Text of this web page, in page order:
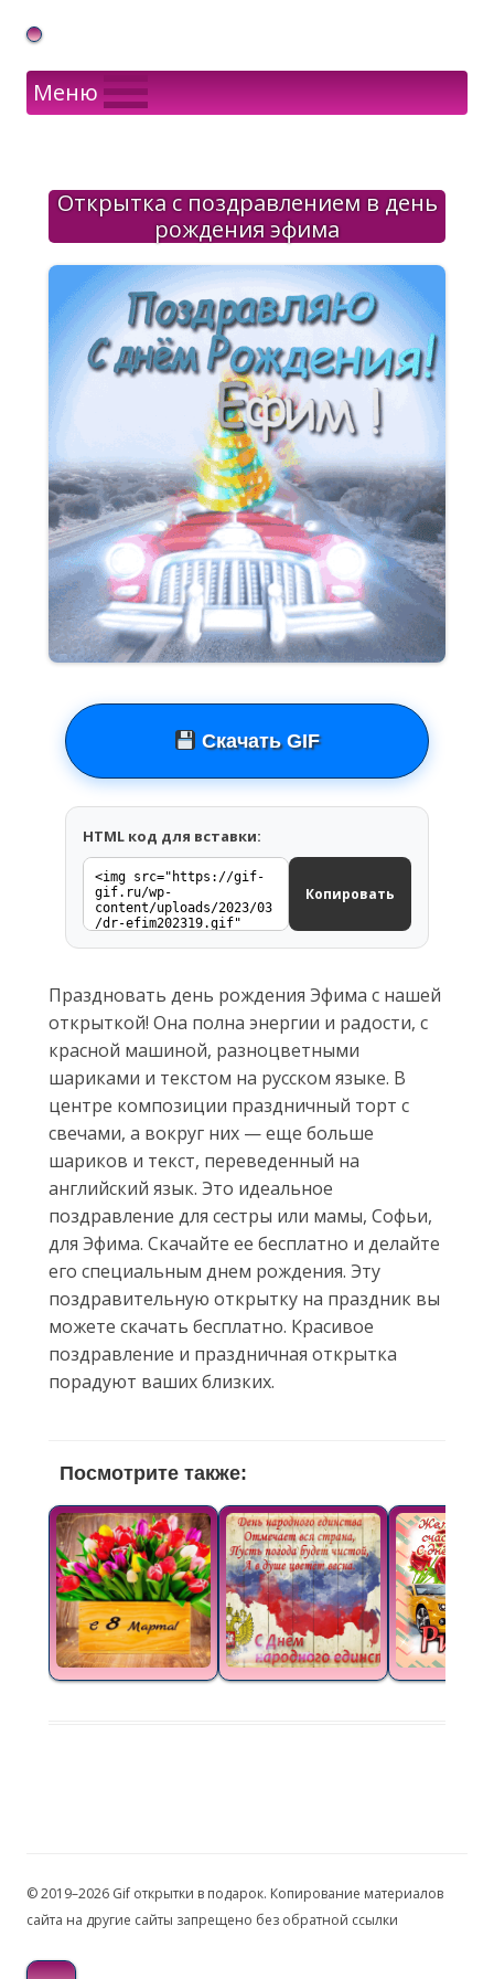
Gif Открытки в подарок
Меню
Открытка с поздравлением в день
рождения эфима
Скачать GIF
HTML код для вставки:
Копировать
Праздновать день рождения Эфима с нашей
открыткой! Она полна энергии и радости, с
красной машиной, разноцветными
шариками и текстом на русском языке. В
центре композиции праздничный торт с
свечами, а вокруг них — еще больше
шариков и текст, переведенный на
английский язык. Это идеальное
поздравление для сестры или мамы, Софьи,
для Эфима. Скачайте ее бесплатно и делайте
его специальным днем рождения. Эту
поздравительную открытку на праздник вы
можете скачать бесплатно. Красивое
поздравление и праздничная открытка
порадуют ваших близких.
Посмотрите также:
© 2019–2026 Gif открытки в подарок. Копирование материалов
сайта на другие сайты запрещено без обратной ссылки